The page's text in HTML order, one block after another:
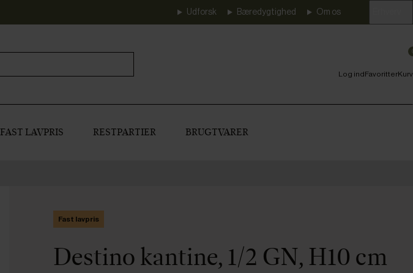
Udforsk Bæredygtighed Om os
Log indFavoritterKurv
FAST LAVPRIS RESTPARTIER BRUGTVARER
Fast lavpris
Destino kantine, 1/2 GN, H10 cm